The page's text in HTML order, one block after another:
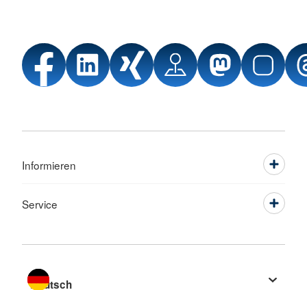
Informieren
Service
Sprache wechseln zu